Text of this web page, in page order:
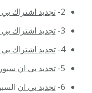
2- تجديد اشتراك
3- تجديد اشتراك
4- تجديد اشتراك
5- تجديد بي ان
6- تجديد بي ان